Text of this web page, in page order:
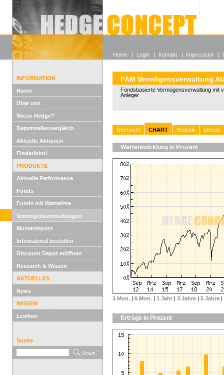
Alle
Wieso
INFORMATION
Home
Über uns
Wieso Hedge?
Depotstellenvergleich
Aktuelle Aktionen
Finderlohn!
PRODUKTE
Aktuelle Performance
Fonds
Fonds mit Warteliste
Vermögensverwaltungen
Musterdepots
Infomaterial bestellen
Discount Depot eröffnen
Research & Wissen
AKTUELLES
News
WISSEN
Lexikon
Suche
FAM Vermögensverwaltung
Fondsbasierte Vermögensverwaltung mit
Anleger
Übersicht CHART Statistik Details
Wertentwicklung in Prozent
3 Mon. | 6 Mon. | 1 Jahr | 3 Jahre | 5 Jahre |
Erträge in Prozent
Home | Login | Kontakt | Impressum |